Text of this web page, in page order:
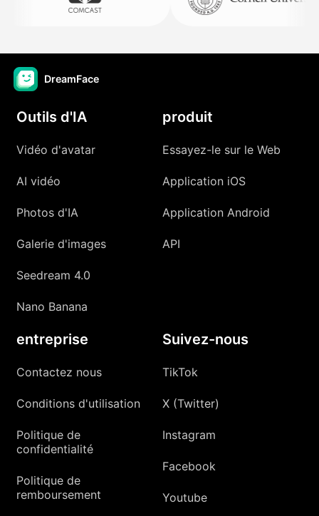
DreamFace
Outils d'IA
Vidéo d'avatar
AI vidéo
Photos d'IA
Galerie d'images
Seedream 4.0
Nano Banana
produit
Essayez-le sur le Web
Application iOS
Application Android
API
entreprise
Contactez nous
Conditions d'utilisation
Politique de
confidentialité
Politique de
remboursement
Suivez-nous
TikTok
X (Twitter)
Instagram
Facebook
Youtube